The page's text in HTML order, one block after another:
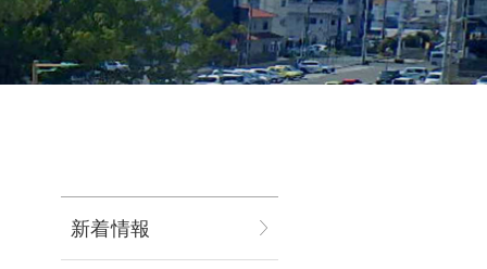
新着情報